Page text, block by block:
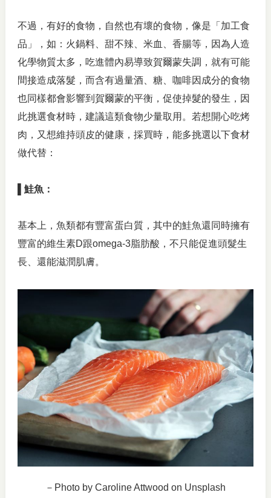
不過，有好的食物，自然也有壞的食物，像是「加工食
品」，如：火鍋料、甜不辣、米血、香腸等，因為人造
化學物質太多，吃進體內易導致賀爾蒙失調，就有可能
間接造成落髮，而含有過量酒、糖、咖啡因成分的食物
也同樣都會影響到賀爾蒙的平衡，促使掉髮的發生，因
此挑選食材時，建議這類食物少量取用。若想開心吃烤
肉，又想維持頭皮的健康，採買時，能多挑選以下食材
做代替：
▌鮭魚：
基本上，魚類都有豐富蛋白質，其中的鮭魚還同時擁有
豐富的維生素D跟omega-3脂肪酸，不只能促進頭髮生
長、還能滋潤肌膚。
－Photo by Caroline Attwood on Unsplash